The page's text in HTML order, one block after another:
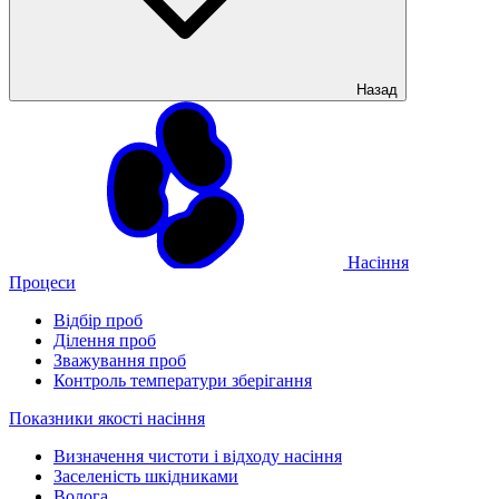
Назад
Насіння
Процеси
Відбір проб
Ділення проб
Зважування проб
Контроль температури зберігання
Показники якості насіння
Визначення чистоти і відходу насіння
Заселеність шкідниками